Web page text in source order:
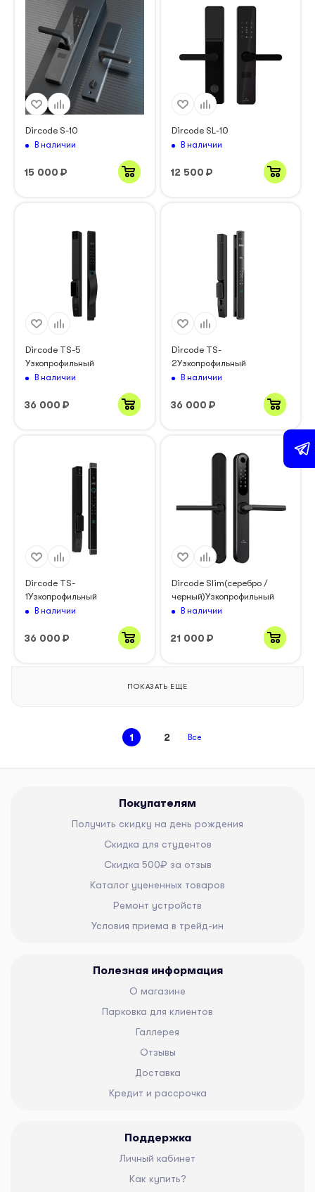
Dircode S-10
В наличии
15 000 ₽
Dircode SL-10
В наличии
12 500 ₽
Dircode TS-5
Узкопрофильный
В наличии
36 000 ₽
Dircode TS-
2Узкопрофильный
В наличии
36 000 ₽
Dircode TS-
1Узкопрофильный
В наличии
36 000 ₽
Dircode Slim(серебро /
черный)Узкопрофильный
В наличии
21 000 ₽
ПОКАЗАТЬ ЕЩЕ
1 2 Все
Покупателям
Получить скидку на день рождения
Скидка для студентов
Скидка 500₽ за отзыв
Каталог уцененных товаров
Ремонт устройств
Условия приема в трейд-ин
Полезная информация
О магазине
Парковка для клиентов
Галлерея
Отзывы
Доставка
Кредит и рассрочка
Поддержка
Личный кабинет
Как купить?